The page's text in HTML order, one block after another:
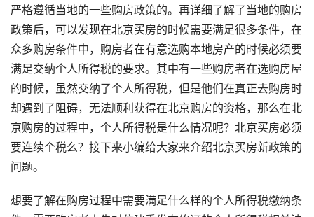
严格遵循当地的一些购房政策的。再详细了解了当地的购房
政策后，可以发现在北京买房的时候需要满足很多条件，在
众多购房条件中，购房者在有意选购本地房产的时候必须要
满足交纳个人所得税的要求。其中有一些购房者在选购房屋
的时候，虽然交纳了个人所得税，但是他们在真正去购房时
却遇到了阻碍，无法顺利获得在北京购房的资格，那么在北
京购房的过程中，个人所得税是什么情况呢？北京买房必须
要连续个税么？接下来小编给大家来介绍北京买房新政策的
问题。
想要了解在购房过程中需要满足什么样的个人所得税缴纳条